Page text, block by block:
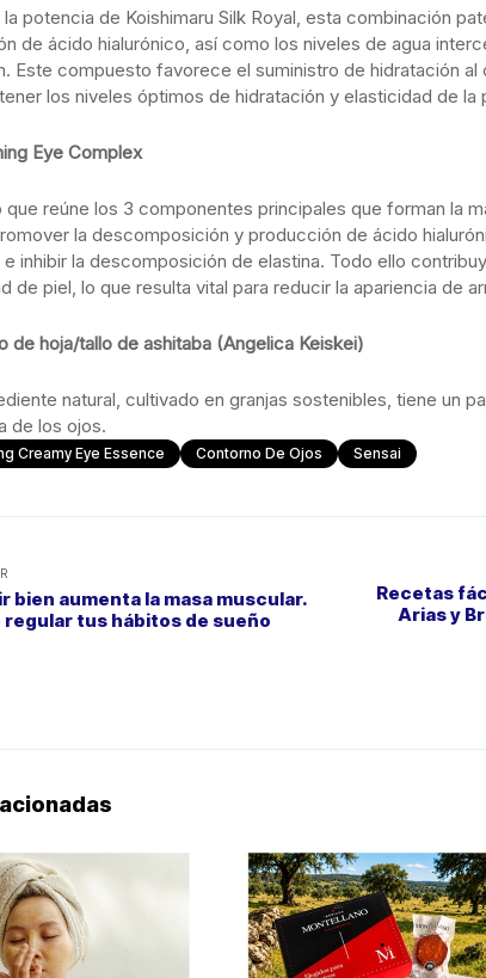
la potencia de Koishimaru Silk Royal, esta combinación
de ácido hialurónico, así como los niveles de agua
Este compuesto favorece el suministro de hidratación
los niveles óptimos de hidratación y elasticidad de la
Eye Complex
que reúne los 3 componentes principales que forman la
la descomposición y producción de ácido
inhibir la descomposición de elastina. Todo ello
de piel, lo que resulta vital para reducir la apariencia de
de hoja/tallo de ashitaba (Angelica Keiskei)
natural, cultivado en granjas sostenibles, tiene un
de los ojos.
Creamy Eye Essence Contorno De Ojos Sensai
bien aumenta la masa muscular.
regular tus hábitos de sueño
Recetas
Arias y